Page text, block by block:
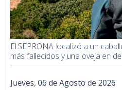
El SEPRONA localizó a un
más fallecidos y una oveja en
Jueves, 06 de Agosto de 2026